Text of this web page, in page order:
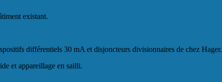
existant.
différentiels 30 mA et disjoncteurs divisionnaires de chez Hager.
et appareillage en sailli.